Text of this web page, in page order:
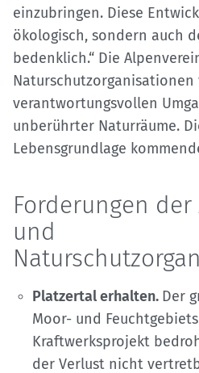
einzubringen. Diese
ökologisch, sondern auch
bedenklich.“ Die
Naturschutzorganisationen
verantwortungsvollen
unberührter Naturräume.
Lebensgrundlage
Forderungen
und
Platzertal erhalten. Der
Moor- und
Kraftwerksprojekt
der Verlust nicht